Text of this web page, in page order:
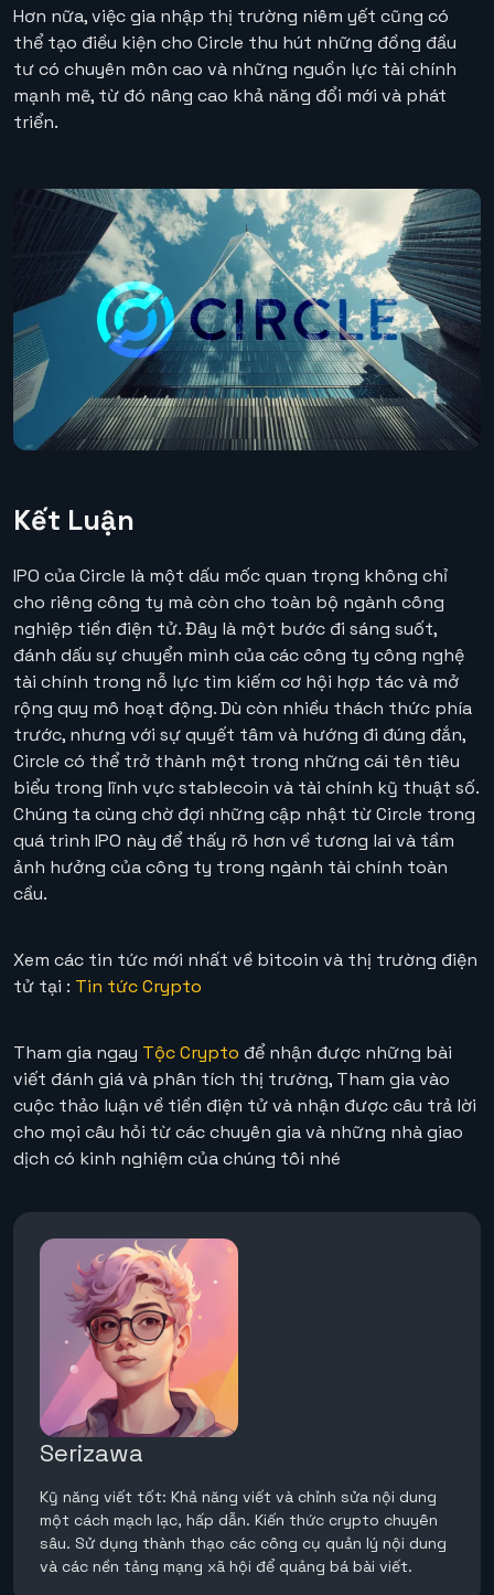
Hơn nữa, việc gia nhập thị trường niêm yết cũng có
thể tạo điều kiện cho Circle thu hút những đồng đầu
tư có chuyên môn cao và những nguồn lực tài chính
mạnh mẽ, từ đó nâng cao khả năng đổi mới và phát
triển.
Kết Luận
IPO của Circle là một dấu mốc quan trọng không chỉ
cho riêng công ty mà còn cho toàn bộ ngành công
nghiệp tiền điện tử. Đây là một bước đi sáng suốt,
đánh dấu sự chuyển mình của các công ty công nghệ
tài chính trong nỗ lực tìm kiếm cơ hội hợp tác và mở
rộng quy mô hoạt động. Dù còn nhiều thách thức phía
trước, nhưng với sự quyết tâm và hướng đi đúng đắn,
Circle có thể trở thành một trong những cái tên tiêu
biểu trong lĩnh vực stablecoin và tài chính kỹ thuật số.
Chúng ta cùng chờ đợi những cập nhật từ Circle trong
quá trình IPO này để thấy rõ hơn về tương lai và tầm
ảnh hưởng của công ty trong ngành tài chính toàn
cầu.
Xem các tin tức mới nhất về bitcoin và thị trường điện
tử tại : Tin tức Crypto
Tham gia ngay Tộc Crypto để nhận được những bài
viết đánh giá và phân tích thị trường, Tham gia vào
cuộc thảo luận về tiền điện tử và nhận được câu trả lời
cho mọi câu hỏi từ các chuyên gia và những nhà giao
dịch có kinh nghiệm của chúng tôi nhé
Serizawa
Kỹ năng viết tốt: Khả năng viết và chỉnh sửa nội dung
một cách mạch lạc, hấp dẫn. Kiến thức crypto chuyên
sâu. Sử dụng thành thạo các công cụ quản lý nội dung
và các nền tảng mạng xã hội để quảng bá bài viết.